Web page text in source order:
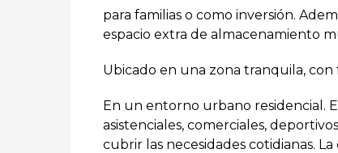
para familias o como inversión.
espacio extra de almacenamiento
Ubicado en una zona tranquila, con
En un entorno urbano residencial.
asistenciales, comerciales,
cubrir las necesidades cotidianas.